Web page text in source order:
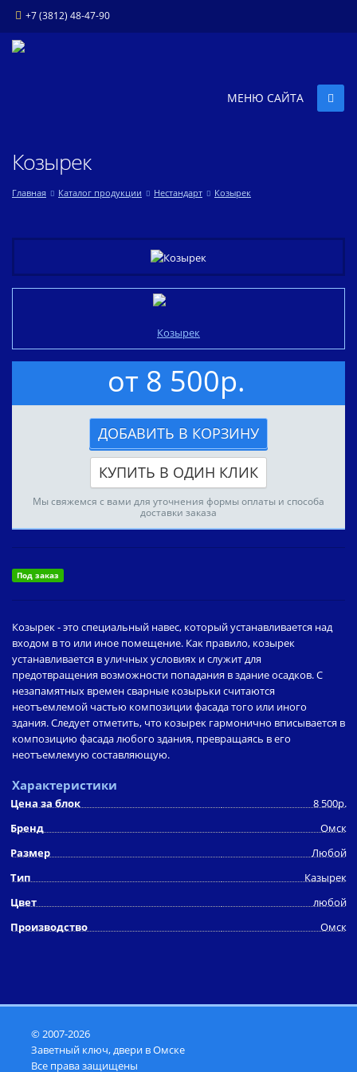
+7 (3812) 48-47-90
МЕНЮ САЙТА
Козырек
Главная Каталог продукции Нестандарт Козырек
от 8 500р.
ДОБАВИТЬ В КОРЗИНУ
КУПИТЬ В ОДИН КЛИК
Мы свяжемся с вами для уточнения формы оплаты и способа
доставки заказа
Под заказ
Козырек - это специальный навес, который устанавливается над
входом в то или иное помещение. Как правило, козырек
устанавливается в уличных условиях и служит для
предотвращения возможности попадания в здание осадков. С
незапамятных времен сварные козырьки считаются
неотъемлемой частью композиции фасада того или иного
здания. Следует отметить, что козырек гармонично вписывается в
композицию фасада любого здания, превращаясь в его
неотъемлемую составляющую.
Характеристики
Цена за блок
8 500р.
Бренд
Омск
Размер
Любой
Тип
Казырек
Цвет
любой
Производство
Омск
© 2007-2026
Заветный ключ, двери в Омске
Все права защищены